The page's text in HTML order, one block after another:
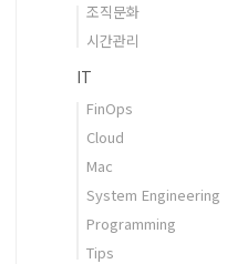
조직문화
시간관리
IT
FinOps
Cloud
Mac
System Engineering
Programming
Tips